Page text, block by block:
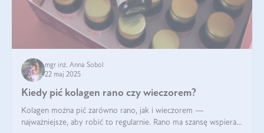
mgr inż. Anna Sobol
22 maj 2025
Kiedy pić kolagen rano czy wieczorem?
Kolagen można pić zarówno rano, jak i wieczorem —
najważniejsze, aby robić to regularnie. Rano ma szansę wspierać